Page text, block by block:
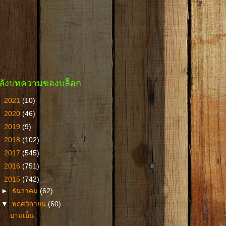
งบทความของบล็อก
2021 (10)
2020 (46)
2019 (9)
2018 (102)
2017 (545)
2016 (751)
2015 (742)
► ธันวาคม(62)
▼พฤศจิกายน(60)
ยามเย็น